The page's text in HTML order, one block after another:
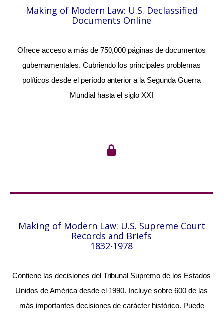
Making of Modern Law: U.S. Declassified
Documents Online
Ofrece acceso a más de 750,000 páginas de documentos
gubernamentales. Cubriendo los principales problemas
políticos desde el período anterior a la Segunda Guerra
Mundial hasta el siglo XXI
Making of Modern Law: U.S. Supreme Court
Records and Briefs
1832-1978
Contiene las decisiones del Tribunal Supremo de los Estados
Unidos de América desde el 1990. Incluye sobre 600 de las
más importantes decisiones de carácter histórico. Puede